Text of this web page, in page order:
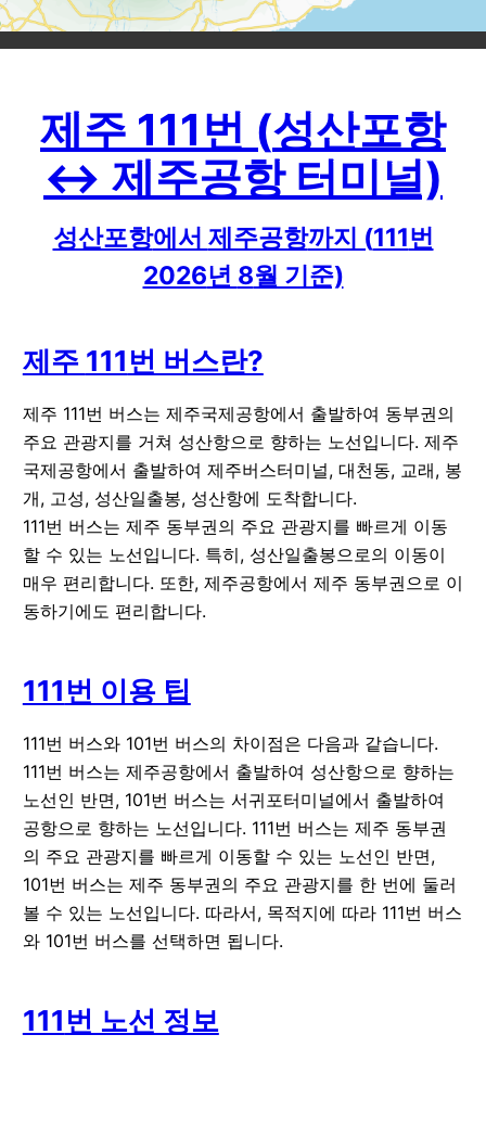
제주 111번 (성산포항
↔ 제주공항터미널)
성산포항에서 제주공항까지 (111번
2026년 8월 기준)
제주 111번 버스란?
제주 111번 버스는 제주국제공항에서 출발하여 동부권의
주요 관광지를 거쳐 성산항으로 향하는 노선입니다. 제주
국제공항에서 출발하여 제주버스터미널, 대천동, 교래, 봉
개, 고성, 성산일출봉, 성산항에 도착합니다.
111번 버스는 제주 동부권의 주요 관광지를 빠르게 이동
할 수 있는 노선입니다. 특히, 성산일출봉으로의 이동이
매우 편리합니다. 또한, 제주공항에서 제주 동부권으로 이
동하기에도 편리합니다.
111번 이용 팁
111번 버스와 101번 버스의 차이점은 다음과 같습니다.
111번 버스는 제주공항에서 출발하여 성산항으로 향하는
노선인 반면, 101번 버스는 서귀포터미널에서 출발하여
공항으로 향하는 노선입니다. 111번 버스는 제주 동부권
의 주요 관광지를 빠르게 이동할 수 있는 노선인 반면,
101번 버스는 제주 동부권의 주요 관광지를 한 번에 둘러
볼 수 있는 노선입니다. 따라서, 목적지에 따라 111번 버스
와 101번 버스를 선택하면 됩니다.
111번 노선 정보